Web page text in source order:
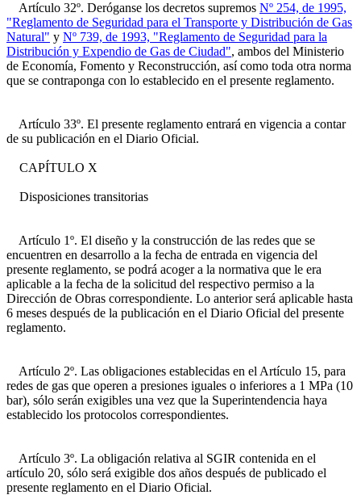
Artículo 32º. Deróganse los decretos supremos Nº 254, de 1995,
"Reglamento de Seguridad para el Transporte y Distribución de Gas
Natural" y Nº 739, de 1993, "Reglamento de Seguridad para la
Distribución y Expendio de Gas de Ciudad", ambos del Ministerio
de Economía, Fomento y Reconstrucción, así como toda otra norma
que se contraponga con lo establecido en el presente reglamento.
Artículo 33º. El presente reglamento entrará en vigencia a contar
de su publicación en el Diario Oficial.
CAPÍTULO X
Disposiciones transitorias
Artículo 1º. El diseño y la construcción de las redes que se
encuentren en desarrollo a la fecha de entrada en vigencia del
presente reglamento, se podrá acoger a la normativa que le era
aplicable a la fecha de la solicitud del respectivo permiso a la
Dirección de Obras correspondiente. Lo anterior será aplicable hasta
6 meses después de la publicación en el Diario Oficial del presente
reglamento.
Artículo 2º. Las obligaciones establecidas en el Artículo 15, para
redes de gas que operen a presiones iguales o inferiores a 1 MPa (10
bar), sólo serán exigibles una vez que la Superintendencia haya
establecido los protocolos correspondientes.
Artículo 3º. La obligación relativa al SGIR contenida en el
artículo 20, sólo será exigible dos años después de publicado el
presente reglamento en el Diario Oficial.